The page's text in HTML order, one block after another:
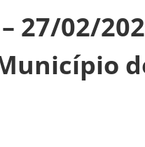
27/02/